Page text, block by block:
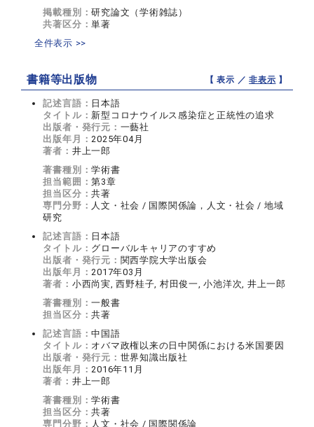
掲載種別：研究論文（学術雑誌）
共著区分：単著
全件表示 >>
書籍等出版物 【 表示 ／非表示 】
記述言語： 日本語
タイトル： 新型コロナウイルス感染症と正統性の追求
出版者・発行元： 一藝社
出版年月：2025年04月
著者： 井上一郎
著書種別：学術書
担当範囲：第3章
担当区分：共著
専門分野： 人文・社会 / 国際関係論，人文・社会 / 地域
研究
記述言語： 日本語
タイトル： グローバルキャリアのすすめ
出版者・発行元： 関西学院大学出版会
出版年月：2017年03月
著者： 小西尚実, 西野桂子, 村田俊一, 小池洋次, 井上一郎
著書種別：一般書
担当区分：共著
記述言語：中国語
タイトル： オバマ政権以来の日中関係における米国要因
出版者・発行元： 世界知識出版社
出版年月：2016年11月
著者： 井上一郎
著書種別：学術書
担当区分：共著
専門分野： 人文・社会 / 国際関係論